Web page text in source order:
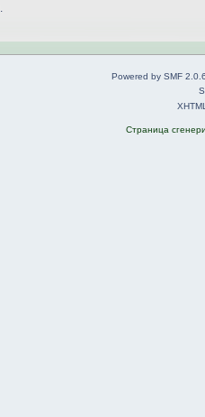
Powered by SMF
Страница